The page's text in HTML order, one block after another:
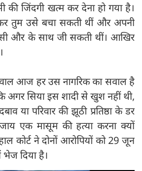
जिंदगी खत्म कर देना हो गया है।
तुम उसे बचा सकती थीं और अपनी
और के साथ जी सकती थीं। आखिर
आज हर उस नागरिक का सवाल है
अगर सिया इस शादी से खुश नहीं थी,
या परिवार की झूठी प्रतिष्ठा के डर
एक मासूम की हत्या करना क्यों
कोर्ट ने दोनों आरोपियों को 29 जून
दिया है।